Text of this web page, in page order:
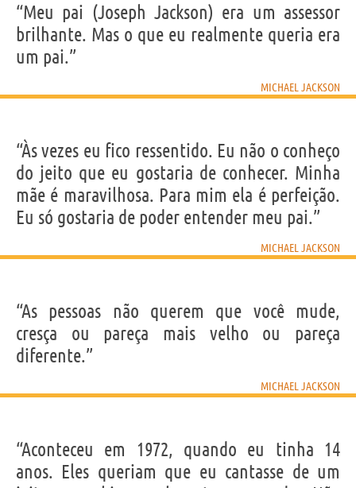
“Meu pai (Joseph Jackson) era um assessor
brilhante. Mas o que eu realmente queria era
um pai.”
MICHAEL JACKSON
“Às vezes eu fico ressentido. Eu não o conheço
do jeito que eu gostaria de conhecer. Minha
mãe é maravilhosa. Para mim ela é perfeição.
Eu só gostaria de poder entender meu pai.”
MICHAEL JACKSON
“As pessoas não querem que você mude,
cresça ou pareça mais velho ou pareça
diferente.”
MICHAEL JACKSON
“Aconteceu em 1972, quando eu tinha 14
anos. Eles queriam que eu cantasse de um